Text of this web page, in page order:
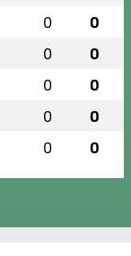
0 0
0 0
0 0
0 0
0 0